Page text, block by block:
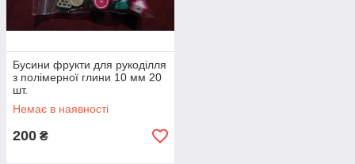
Бусини фрукти для рукоділля
з полімерної глини 10 мм 20
шт.
Немає в наявності
200 ₴